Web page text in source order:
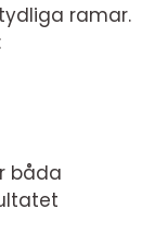
ramar.
båda